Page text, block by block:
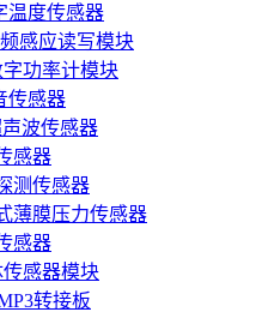
温度传感器
感应读写模块
字功率计模块
传感器
波传感器
感器
测传感器
薄膜压力传感器
感器
传感器模块
转接板